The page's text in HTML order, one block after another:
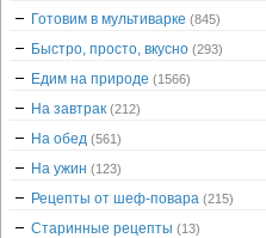
Готовим в мультиварке (845)
Быстро, просто, вкусно (293)
Едим на природе (1566)
На завтрак (212)
На обед (561)
На ужин (123)
Рецепты от шеф-повара (215)
Старинные рецепты (13)